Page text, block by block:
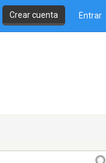
Crear cuenta Entrar